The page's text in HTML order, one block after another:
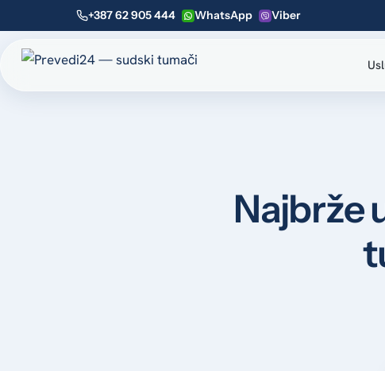
+387 62 905 444 WhatsApp Viber
Najbrže